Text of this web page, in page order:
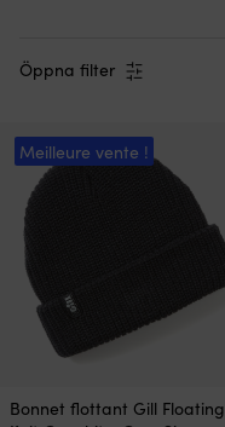
Öppna filter
Meilleure vente !
Bonnet flottant Gill Floating